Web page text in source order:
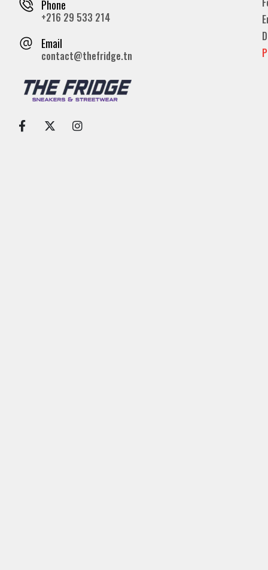
Phone
+216 29 533 214
Email
contact@thefridge.tn